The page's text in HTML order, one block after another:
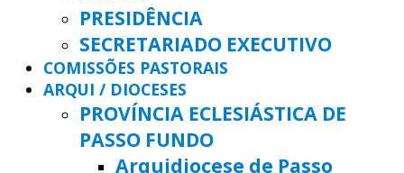
PRESIDÊNCIA
SECRETARIADO EXECUTIVO
COMISSÕES PASTORAIS
ARQUI / DIOCESES
PROVÍNCIA ECLESIÁSTICA DE
PASSO FUNDO
Arquidiocese de Passo